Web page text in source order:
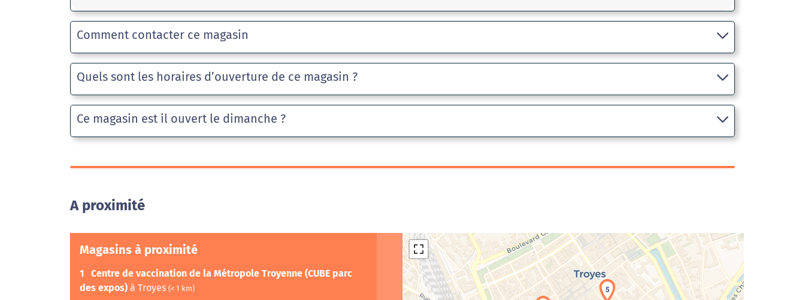
Comment contacter ce magasin
Quels sont les horaires d’ouverture de ce magasin ?
Ce magasin est il ouvert le dimanche ?
A proximité
Magasins à proximité
1
Centre de vaccination de la Métropole Troyenne (CUBE parc
des expos) à Troyes (< 1 km) 5